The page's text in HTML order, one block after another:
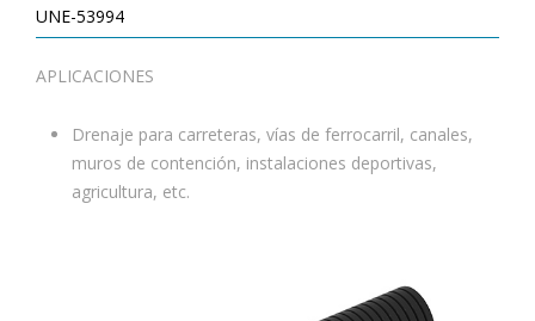
UNE-53994
APLICACIONES
Drenaje para carreteras, vías de ferrocarril, canales,
muros de contención, instalaciones deportivas,
agricultura, etc.